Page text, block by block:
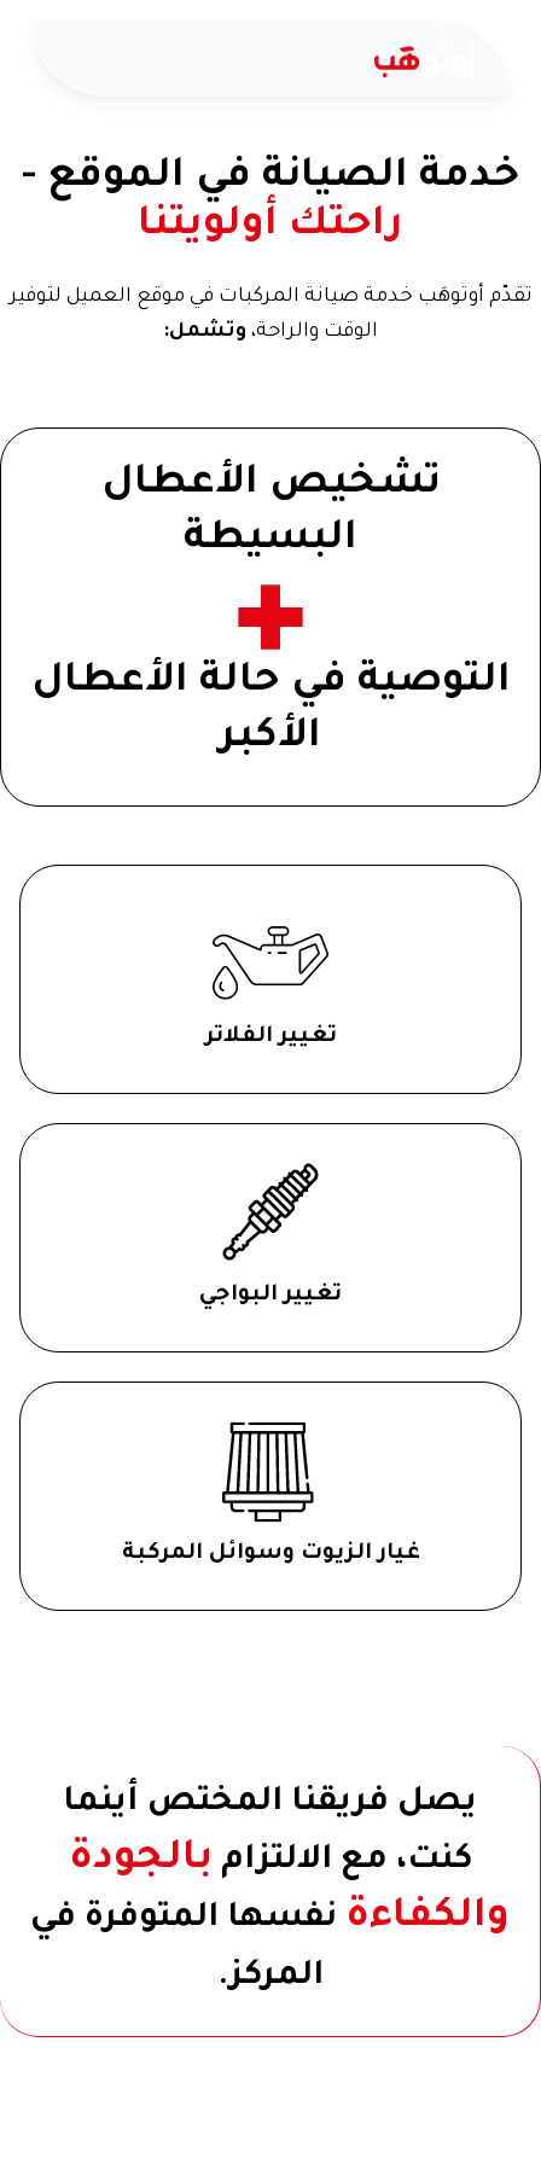
خدمة الصيانة في الموقع -
راحتك أولويتنا
تقدّم أوتوهَب خدمة صيانة المركبات في موقع العميل لتوفير
الوقت والراحة، وتشمل:
تشخيص الأعطال
البسيطة
التوصية في حالة الأعطال
الأكبر
تغيير الفلاتر
تغيير البواجي
غيار الزيوت وسوائل المركبة
يصل فريقنا المختص أينما
كنت، مع الالتزام بالجودة
والكفاءة نفسها المتوفرة في
المركز.